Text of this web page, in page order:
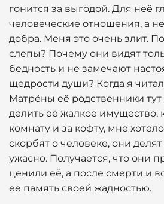
гонится за выгодой. Для неё
человеческие отношения, а
добра. Меня это очень злит.
слепы? Почему они видят
бедность и не замечают
щедрости души? Когда я
Матрёны её родственники
делить её жалкое имущество,
комнату и за кофту, мне
скорбят о человеке, они делят
ужасно. Получается, что они
ценили её, а после смерти и
её память своей жадностью.